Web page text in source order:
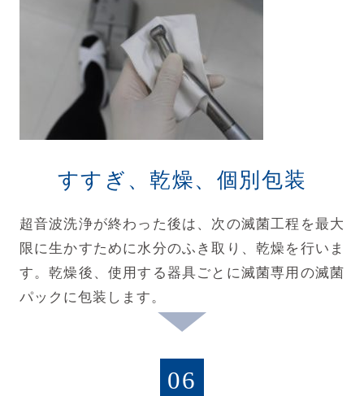
すすぎ、乾燥、個別包装
超音波洗浄が終わった後は、次の滅菌工程を最大
限に生かすために水分のふき取り、乾燥を行いま
す。乾燥後、使用する器具ごとに滅菌専用の滅菌
パックに包装します。
06